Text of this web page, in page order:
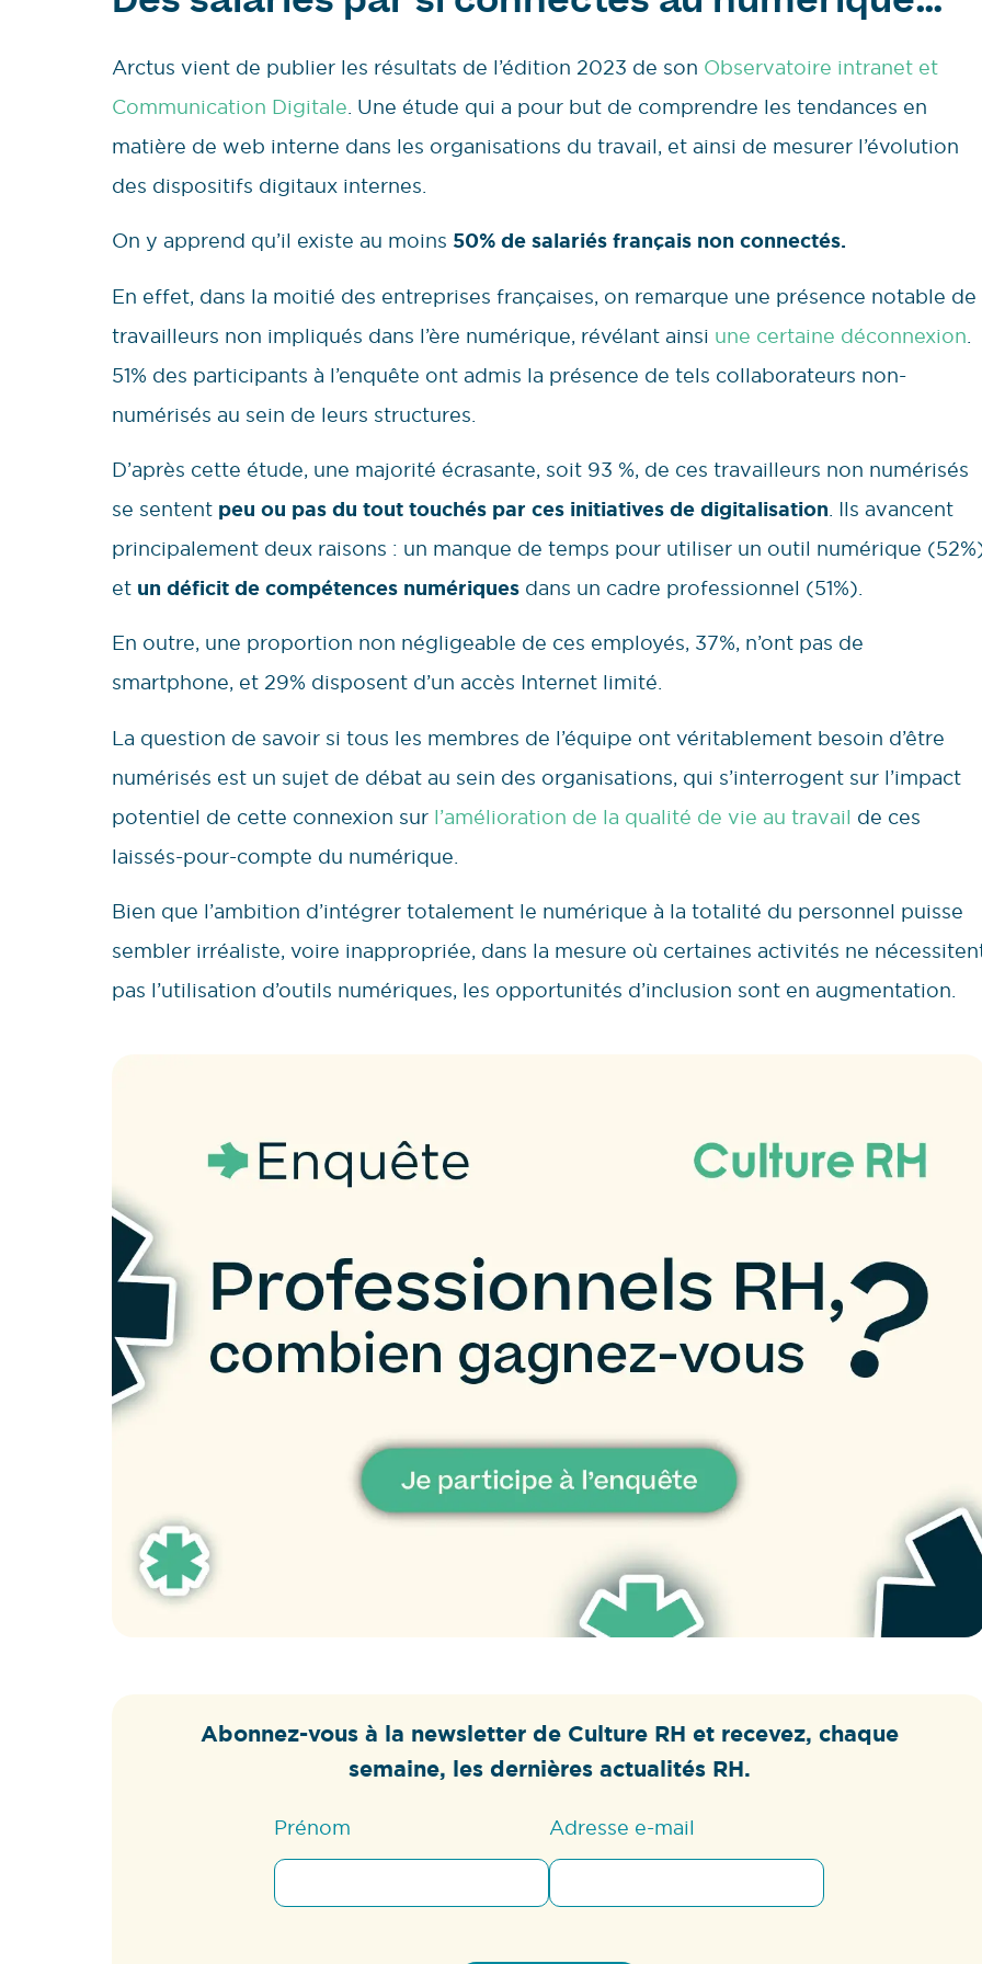
Arctus vient de publier les résultats de l’édition 2023 de son Observatoire intranet et
Communication Digitale. Une étude qui a pour but de comprendre les tendances en
matière de web interne dans les organisations du travail, et ainsi de mesurer l’évolution
des dispositifs digitaux internes.
On y apprend qu’il existe au moins 50% de salariés français non connectés.
En effet, dans la moitié des entreprises françaises, on remarque une présence notable de
travailleurs non impliqués dans l’ère numérique, révélant ainsi une certaine déconnexion.
51% des participants à l’enquête ont admis la présence de tels collaborateurs non-
numérisés au sein de leurs structures.
D’après cette étude, une majorité écrasante, soit 93 %, de ces travailleurs non numérisés
se sentent peu ou pas du tout touchés par ces initiatives de digitalisation. Ils avancent
principalement deux raisons : un manque de temps pour utiliser un outil numérique
et un déficit de compétences numériques dans un cadre professionnel (51%).
En outre, une proportion non négligeable de ces employés, 37%, n’ont pas de
smartphone, et 29% disposent d’un accès Internet limité.
La question de savoir si tous les membres de l’équipe ont véritablement besoin d’être
numérisés est un sujet de débat au sein des organisations, qui s’interrogent sur l’impact
potentiel de cette connexion sur l’amélioration de la qualité de vie au travail de ces
laissés-pour-compte du numérique.
Bien que l’ambition d’intégrer totalement le numérique à la totalité du personnel puisse
sembler irréaliste, voire inappropriée, dans la mesure où certaines activités ne
pas l’utilisation d’outils numériques, les opportunités d’inclusion sont en augmentation.
Abonnez-vous à la newsletter de Culture RH et recevez, chaque
semaine, les dernières actualités RH.
Prénom Adresse e-mail